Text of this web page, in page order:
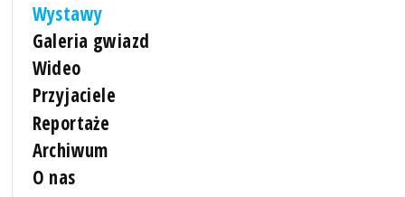
Wystawy
Galeria gwiazd
Wideo
Przyjaciele
Reportaże
Archiwum
O nas